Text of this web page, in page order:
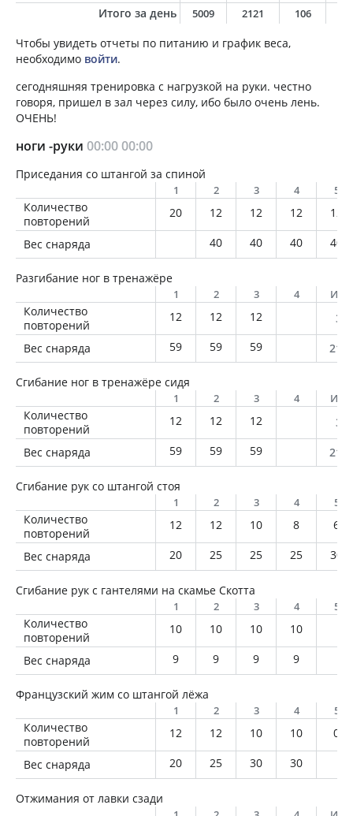
Итого за день 5009 2121 106
Чтобы увидеть отчеты по питанию и график веса,
необходимо войти.
сегодняшняя тренировка с нагрузкой на руки. честно
говоря, пришел в зал через силу, ибо было очень лень.
ОЧЕНЬ!
ноги -руки 00:0000:00
Приседания со штангой за спиной
1 2 3 4 5
Количество
повторений
20 12 12 12 12
Вес снаряда 40 40 40 40
Разгибание ног в тренажёре
1 2 3 4
Количество
повторений
12 12 12
36
Вес снаряда
59 59 59
Сгибание ног в тренажёре сидя
1 2 3 4
Количество
повторений
12 12 12
36
Вес снаряда
59 59 59
Сгибание рук со штангой стоя
1 2 3 4 5
Количество
повторений
12 12 10 8 6
Вес снаряда 20 25 25 25 30
Сгибание рук с гантелями на скамье Скотта
1 2 3 4 5
Количество
повторений
10 10 10 10
Вес снаряда 9 9 9 9
Французский жим со штангой лёжа
1 2 3 4 5
Количество
повторений
12 12 10 10 0
Вес снаряда 20 25 30 30
Отжимания от лавки сзади